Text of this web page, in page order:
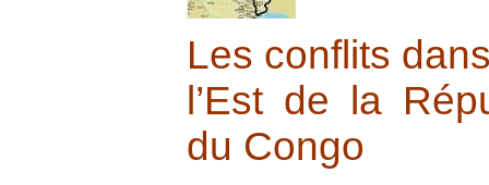
Les conflits
l’Est de la
du Congo